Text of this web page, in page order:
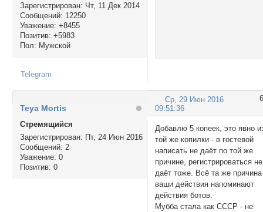
Зарегистрирован: Чт, 11 Дек 2014
Сообщений: 12250
Уважение: +8455
Позитив: +5983
Пол: Мужской
Telegram
6
Ср, 29 Июн 2016
09:51:36
Teya Mortis
Стремящийся
Зарегистрирован: Пт, 24 Июн 2016
Сообщений: 2
Уважение: 0
Позитив: 0
Добавлю 5 копеек, это явно
той же копилки - в гостевой
написать не даёт по той же
причине, регистрироваться не
даёт тоже. Всё та же
ваши действия напоминают
действия ботов.
Мубба стала как СССР - не